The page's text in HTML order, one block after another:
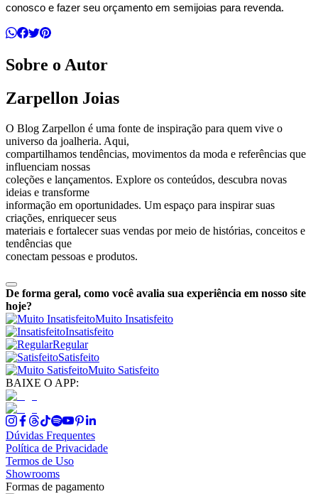
conosco e fazer seu orçamento em semijoias para revenda.
Sobre o Autor
Zarpellon Joias
O Blog Zarpellon é uma fonte de inspiração para quem vive o
universo da joalheria. Aqui,
compartilhamos tendências, movimentos da moda e referências que
influenciam nossas
coleções e lançamentos. Explore os conteúdos, descubra novas
ideias e transforme
informação em oportunidades. Um espaço para inspirar suas
criações, enriquecer seus
materiais e fortalecer suas vendas por meio de histórias, conceitos e
tendências que
conectam pessoas e produtos.
De forma geral, como você avalia sua experiência em nosso site
hoje?
Muito Insatisfeito
Insatisfeito
Regular
Satisfeito
Muito Satisfeito
BAIXE O APP:
Dúvidas Frequentes
Política de Privacidade
Termos de Uso
Showrooms
Formas de pagamento